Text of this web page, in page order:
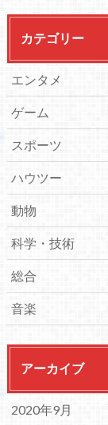
カテゴリー
エンタメ
ゲーム
スポーツ
ハウツー
動物
科学・技術
総合
音楽
アーカイブ
2020年9月